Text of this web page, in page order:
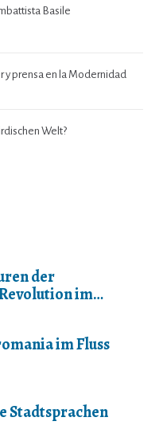
Basile
y prensa en la Modernidad
Welt?
der
im…
im Fluss